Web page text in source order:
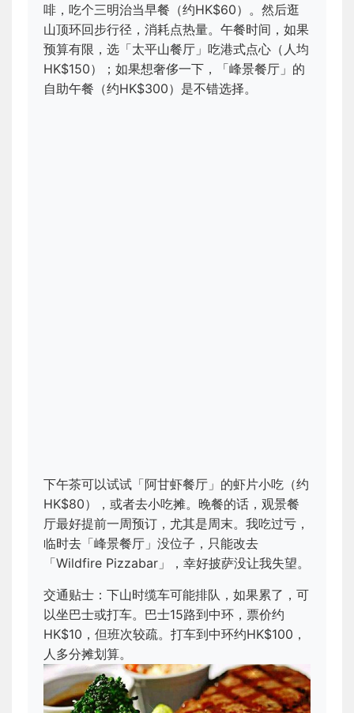
啡，吃个三明治当早餐（约HK$60）。然后逛
山顶环回步行径，消耗点热量。午餐时间，如果
预算有限，选「太平山餐厅」吃港式点心（人均
HK$150）；如果想奢侈一下，「峰景餐厅」的
自助午餐（约HK$300）是不错选择。
下午茶可以试试「阿甘虾餐厅」的虾片小吃（约
HK$80），或者去小吃摊。晚餐的话，观景餐
厅最好提前一周预订，尤其是周末。我吃过亏，
临时去「峰景餐厅」没位子，只能改去
「Wildfire Pizzabar」，幸好披萨没让我失望。
交通贴士：下山时缆车可能排队，如果累了，可
以坐巴士或打车。巴士15路到中环，票价约
HK$10，但班次较疏。打车到中环约HK$100，
人多分摊划算。